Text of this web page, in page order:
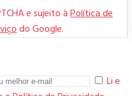
e sujeito àPolítica de
do Google.
Li e